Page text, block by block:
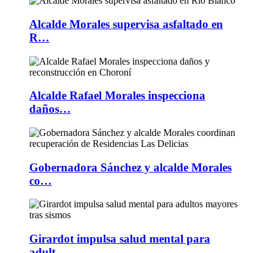
Alcalde Morales supervisa asfaltado en
R…
Alcalde Rafael Morales inspecciona
daños…
Gobernadora Sánchez y alcalde Morales
co…
Girardot impulsa salud mental para